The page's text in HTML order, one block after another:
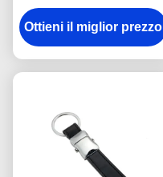
del nastro le catene
chiave la di cuoio
attaccano coprire con
Ottieni il miglior prezzo